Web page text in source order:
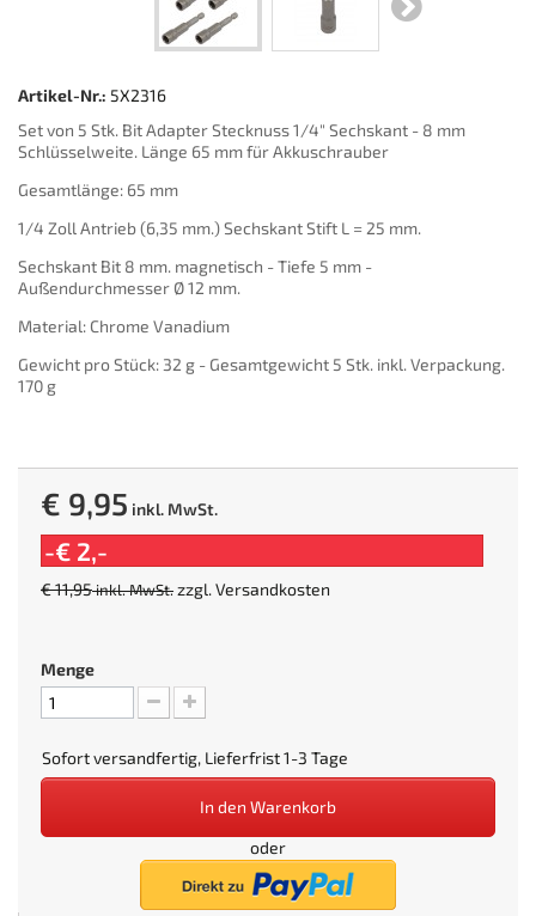
Artikel-Nr.: 5X2316
Set von 5 Stk. Bit Adapter Stecknuss 1/4" Sechskant - 8 mm
Schlüsselweite. Länge 65 mm für Akkuschrauber
Gesamtlänge: 65 mm
1/4 Zoll Antrieb (6,35 mm.) Sechskant Stift L = 25 mm.
Sechskant Bit 8 mm. magnetisch - Tiefe 5 mm -
Außendurchmesser Ø 12 mm.
Material: Chrome Vanadium
Gewicht pro Stück: 32 g - Gesamtgewicht 5 Stk. inkl. Verpackung.
170 g
€ 9,95 inkl. MwSt.
-€ 2,-
€ 11,95inkl. MwSt.zzgl.Versandkosten
Menge
Sofort versandfertig, Lieferfrist 1-3 Tage
In den Warenkorb
oder